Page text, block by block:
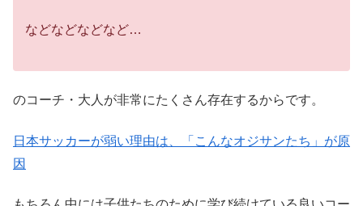
などなどなどなど…
のコーチ・大人が非常にたくさん存在するからです。
日本サッカーが弱い理由は、「こんなオジサンたち」が原
因